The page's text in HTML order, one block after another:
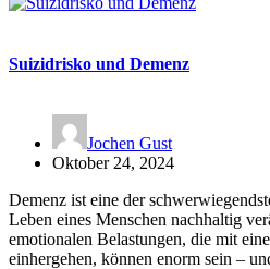
Suizidrisko und Demenz
Jochen Gust
Oktober 24, 2024
Demenz ist eine der
Leben eines Menschen nachhaltig
emotionalen Belastungen, die mit
einhergehen, können enorm sein –